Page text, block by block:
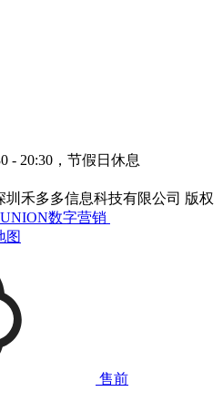
- 20:30，节假日休息
圳禾多多信息科技有限公司 版权
数字营销
图
售前